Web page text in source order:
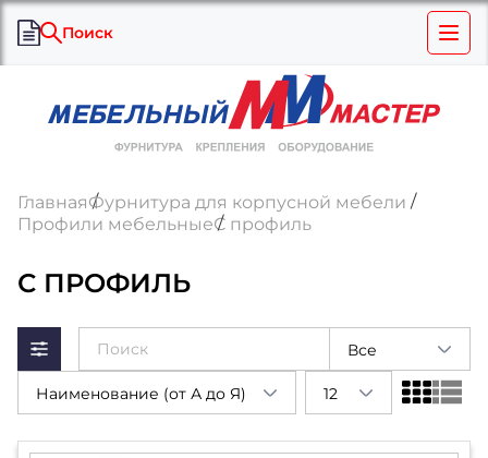
Поиск
ГлавнаяФурнитура для корпусной мебели
Профили мебельныеС профиль
С ПРОФИЛЬ
Все
Наименование (от А до Я) 12